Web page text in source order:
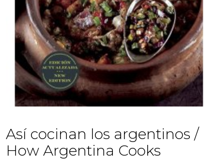
Así cocinan los argentinos /
How Argentina Cooks